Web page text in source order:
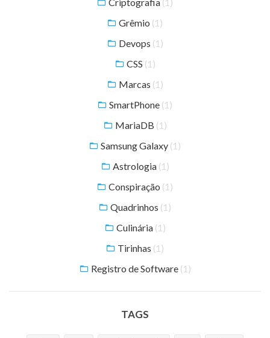
(1)
Grêmio (1)
Devops (1)
CSS (1)
Marcas (1)
SmartPhone (1)
MariaDB (1)
Samsung Galaxy (1)
Astrologia (1)
Conspiração (1)
Quadrinhos (1)
Culinária (1)
Tirinhas (1)
Registro de Software (1)
TAGS